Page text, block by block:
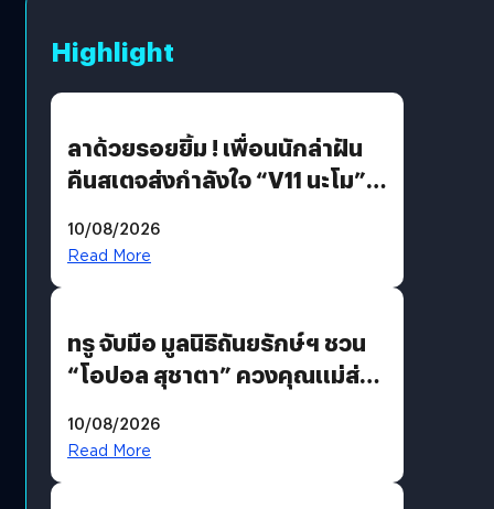
Highlight
ลาด้วยรอยยิ้ม ! เพื่อนนักล่าฝัน
คืนสเตจส่งกำลังใจ “V11 นะโม”
รักแน่นฮอลล์
10/08/2026
Read More
ทรู จับมือ มูลนิธิถันยรักษ์ฯ ชวน
“โอปอล สุชาตา” ควงคุณแม่ส่ง
เติมเต็มความหมายวันแม่ปีนี้
10/08/2026
Read More